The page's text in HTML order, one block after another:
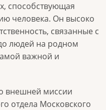
способствующая
человека. Он высоко
связанные с
людей на родном
важной и
внешней миссии
отдела Московского